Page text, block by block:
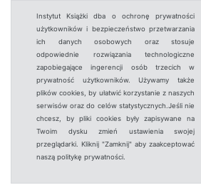
Instytut Książki dba o ochronę prywatności
użytkowników i bezpieczeństwo przetwarzania
ich danych osobowych oraz stosuje
odpowiednie rozwiązania technologiczne
zapobiegające ingerencji osób trzecich w
prywatność użytkowników. Używamy także
plików cookies, by ułatwić korzystanie z naszych
serwisów oraz do celów statystycznych.Jeśli nie
chcesz, by pliki cookies były zapisywane na
Twoim dysku zmień ustawienia swojej
przeglądarki. Kliknij "Zamknij" aby zaakceptować
naszą politykę prywatności.